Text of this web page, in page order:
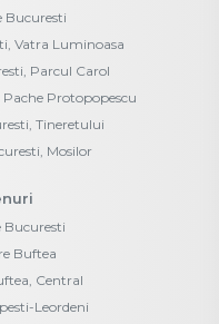
Bucuresti
Vatra Luminoasa
Parcul Carol
Pache Protopopescu
Tineretului
Mosilor
Bucuresti
Buftea
Central
Leordeni